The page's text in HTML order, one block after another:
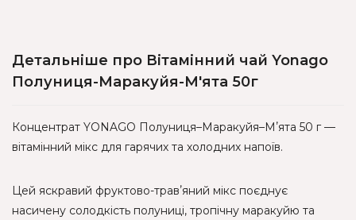
Детальніше про Вітамінний чай Yonago
Полуниця-Маракуйя-М'ята 50г
Концентрат YONAGO Полуниця–Маракуйя–Мʼята 50 г —
вітамінний мікс для гарячих та холодних напоїв.
Цей яскравий фруктово-травʼяний мікс поєднує
насичену солодкість полуниці, тропічну маракуйю та